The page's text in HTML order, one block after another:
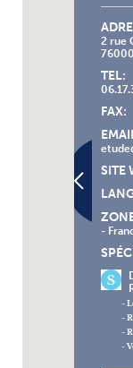
2 rue
TEL:
FAX:
SITE
-
-
-
-
-